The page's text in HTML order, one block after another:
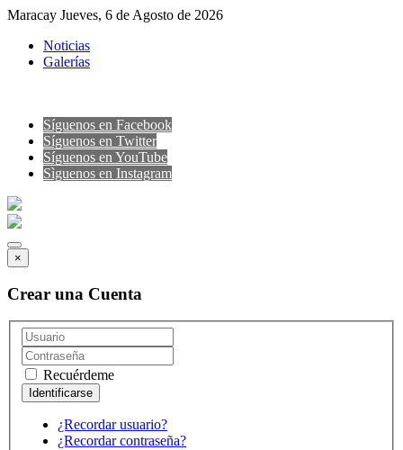
Maracay Jueves, 6 de Agosto de 2026
Noticias
Galerías
Síguenos en Facebook
Síguenos en Twitter
Síguenos en YouTube
Sìguenos en Instagram
×
Crear una Cuenta
Recuérdeme
¿Recordar usuario?
¿Recordar contraseña?